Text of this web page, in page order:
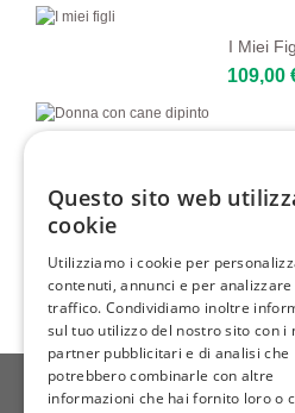
I Miei
109,00
109,00
Contattaci| Chi siamo|
Politica di consegna |Politica di
Questo sito web
cookie
Utilizziamo i cookie per
contenuti, annunci e per
traffico. Condividiamo inoltre
sul tuo utilizzo del nostro sito con i
partner pubblicitari e di analisi che
potrebbero combinarle con altre
informazioni che hai fornito loro o